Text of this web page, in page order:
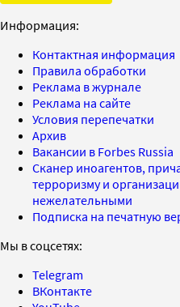
Информация:
Контактная информация
Правила обработки
Реклама в журнале
Реклама на сайте
Условия перепечатки
Архив
Вакансии в Forbes Russia
Сканер иноагентов,
терроризму и
нежелательными
Подписка на печатную
Мы в соцсетях:
Telegram
ВКонтакте